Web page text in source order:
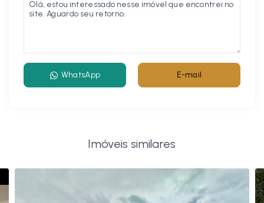
WhatsApp E-mail
Imóveis similares